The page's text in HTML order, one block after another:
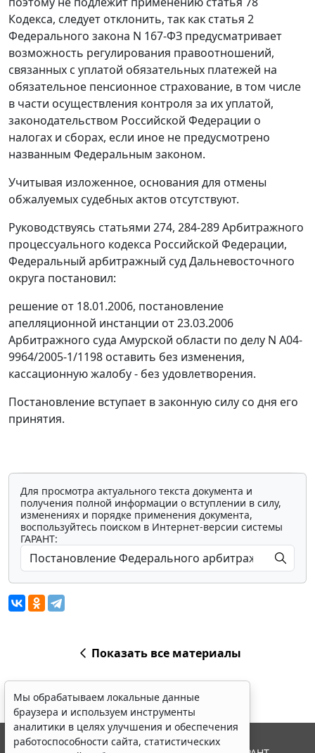
Кодекса, следует отклонить, так как статья 2
Федерального закона N 167-ФЗ предусматривает
возможность регулирования правоотношений,
связанных с уплатой обязательных платежей на
обязательное пенсионное страхование, в том числе
в части осуществления контроля за их уплатой,
законодательством Российской Федерации о
налогах и сборах, если иное не предусмотрено
названным Федеральным законом.
Учитывая изложенное, основания для отмены
обжалуемых судебных актов отсутствуют.
Руководствуясь статьями 274, 284-289Арбитражного
процессуального кодекса Российской Федерации,
Федеральный арбитражный суд Дальневосточного
округа постановил:
решение от 18.01.2006, постановление
апелляционной инстанции от 23.03.2006
Арбитражного суда Амурской области по делу N А04-
9964/2005-1/1198 оставить без изменения,
кассационную жалобу - без удовлетворения.
Постановление вступает в законную силу со дня его
принятия.
Для просмотра актуального текста документа и
получения полной информации о вступлении в силу,
изменениях и порядке применения документа,
воспользуйтесь поиском в Интернет-версии системы
ГАРАНТ:
Показать все материалы
Мы обрабатываем локальные данные
браузера и используем инструменты
аналитики в целях улучшения и обеспечения
работоспособности сайта, статистических